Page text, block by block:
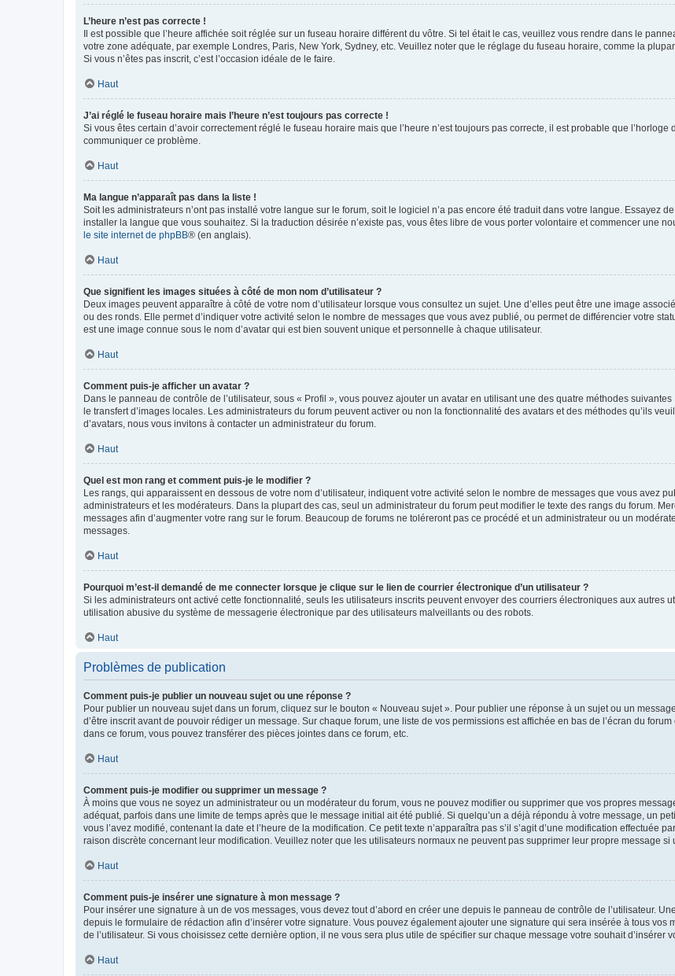
L’heure n’est pas correcte !
Il est possible que l’heure affichée soit réglée sur un fuseau horaire différent du vôtre. Si tel était le cas, veuillez vous rendre dans le
votre zone adéquate, par exemple Londres, Paris, New York, Sydney, etc. Veuillez noter que le réglage du fuseau horaire, comme la
Si vous n’êtes pas inscrit, c’est l’occasion idéale de le faire.
Haut
J’ai réglé le fuseau horaire mais l’heure n’est toujours pas correcte !
Si vous êtes certain d’avoir correctement réglé le fuseau horaire mais que l’heure n’est toujours pas correcte, il est probable que
communiquer ce problème.
Haut
Ma langue n’apparaît pas dans la liste !
Soit les administrateurs n’ont pas installé votre langue sur le forum, soit le logiciel n’a pas encore été traduit dans votre langue. Essayez
installer la langue que vous souhaitez. Si la traduction désirée n’existe pas, vous êtes libre de vous porter volontaire et commencer une
le site internet de phpBB® (en anglais).
Haut
Que signifient les images situées à côté de mon nom d’utilisateur ?
Deux images peuvent apparaître à côté de votre nom d’utilisateur lorsque vous consultez un sujet. Une d’elles peut être une image
ou des ronds. Elle permet d’indiquer votre activité selon le nombre de messages que vous avez publié, ou permet de différencier votre
est une image connue sous le nom d’avatar qui est bien souvent unique et personnelle à chaque utilisateur.
Haut
Comment puis-je afficher un avatar ?
Dans le panneau de contrôle de l’utilisateur, sous « Profil », vous pouvez ajouter un avatar en utilisant une des quatre méthodes
le transfert d’images locales. Les administrateurs du forum peuvent activer ou non la fonctionnalité des avatars et des méthodes qu’ils
d’avatars, nous vous invitons à contacter un administrateur du forum.
Haut
Quel est mon rang et comment puis-je le modifier ?
Les rangs, qui apparaissent en dessous de votre nom d’utilisateur, indiquent votre activité selon le nombre de messages que vous avez
administrateurs et les modérateurs. Dans la plupart des cas, seul un administrateur du forum peut modifier le texte des rangs du forum.
messages afin d’augmenter votre rang sur le forum. Beaucoup de forums ne toléreront pas ce procédé et un administrateur ou un
messages.
Haut
Pourquoi m’est-il demandé de me connecter lorsque je clique sur le lien de courrier électronique d’un utilisateur ?
Si les administrateurs ont activé cette fonctionnalité, seuls les utilisateurs inscrits peuvent envoyer des courriers électroniques aux autres
utilisation abusive du système de messagerie électronique par des utilisateurs malveillants ou des robots.
Haut
Problèmes de publication
Comment puis-je publier un nouveau sujet ou une réponse ?
Pour publier un nouveau sujet dans un forum, cliquez sur le bouton « Nouveau sujet ». Pour publier une réponse à un sujet ou un
d’être inscrit avant de pouvoir rédiger un message. Sur chaque forum, une liste de vos permissions est affichée en bas de l’écran du
dans ce forum, vous pouvez transférer des pièces jointes dans ce forum, etc.
Haut
Comment puis-je modifier ou supprimer un message ?
À moins que vous ne soyez un administrateur ou un modérateur du forum, vous ne pouvez modifier ou supprimer que vos propres
adéquat, parfois dans une limite de temps après que le message initial ait été publié. Si quelqu’un a déjà répondu à votre message, un
vous l’avez modifié, contenant la date et l’heure de la modification. Ce petit texte n’apparaîtra pas s’il s’agit d’une modification effectuée
raison discrète concernant leur modification. Veuillez noter que les utilisateurs normaux ne peuvent pas supprimer leur propre message si
Haut
Comment puis-je insérer une signature à mon message ?
Pour insérer une signature à un de vos messages, vous devez tout d’abord en créer une depuis le panneau de contrôle de l’utilisateur.
depuis le formulaire de rédaction afin d’insérer votre signature. Vous pouvez également ajouter une signature qui sera insérée à tous
de l’utilisateur. Si vous choisissez cette dernière option, il ne vous sera plus utile de spécifier sur chaque message votre souhait d’insérer
Haut